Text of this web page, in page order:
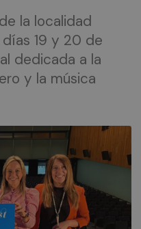
la localidad
19 y 20 de
dedicada a la
y la música